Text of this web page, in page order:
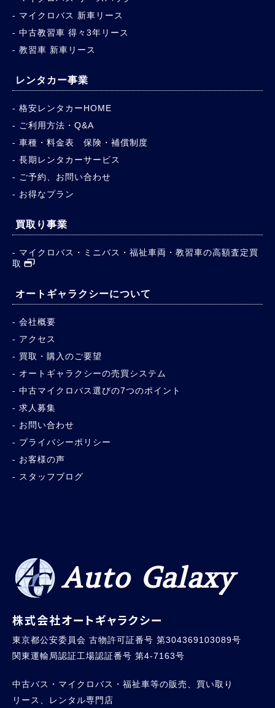
マイクロバス 新車リース
中古教習車 得々3年リース
教習車 新車リース
レンタカー事業
格安レンタカーHOME
ご利用方法・Q&A
車種・料金表 保険・補償制度
長期レンタカーサービス
ご予約、お問い合わせ
お得なプラン
買取り事業
マイクロバス・ミニバス・福祉車両・教習車の高額査定買
取
オートギャラクシーについて
会社概要
アクセス
買取・購入のご要望
オートギャラクシーの売買システム
中古マイクロバス選びの7つのポイント
求人募集
お問い合わせ
プライバシーポリシー
お客様の声
スタッフブログ
Auto Galaxy
株式会社オートギャラクシー
東京都公安委員会 古物許可証番号 第304369103089号
関東運輸局認証工場認証番号 第4-7163号
中古バス・マイクロバス・福祉車等の販売、買い取り
リース、レンタル専門店